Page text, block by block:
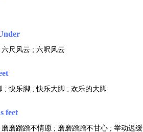
尺风云 ; 六呎风云
; 快乐脚 ; 快乐大脚 ; 欢乐的大脚
feet
磨蹭蹭不情愿 ; 磨磨蹭蹭不甘心 ; 举动迟缓